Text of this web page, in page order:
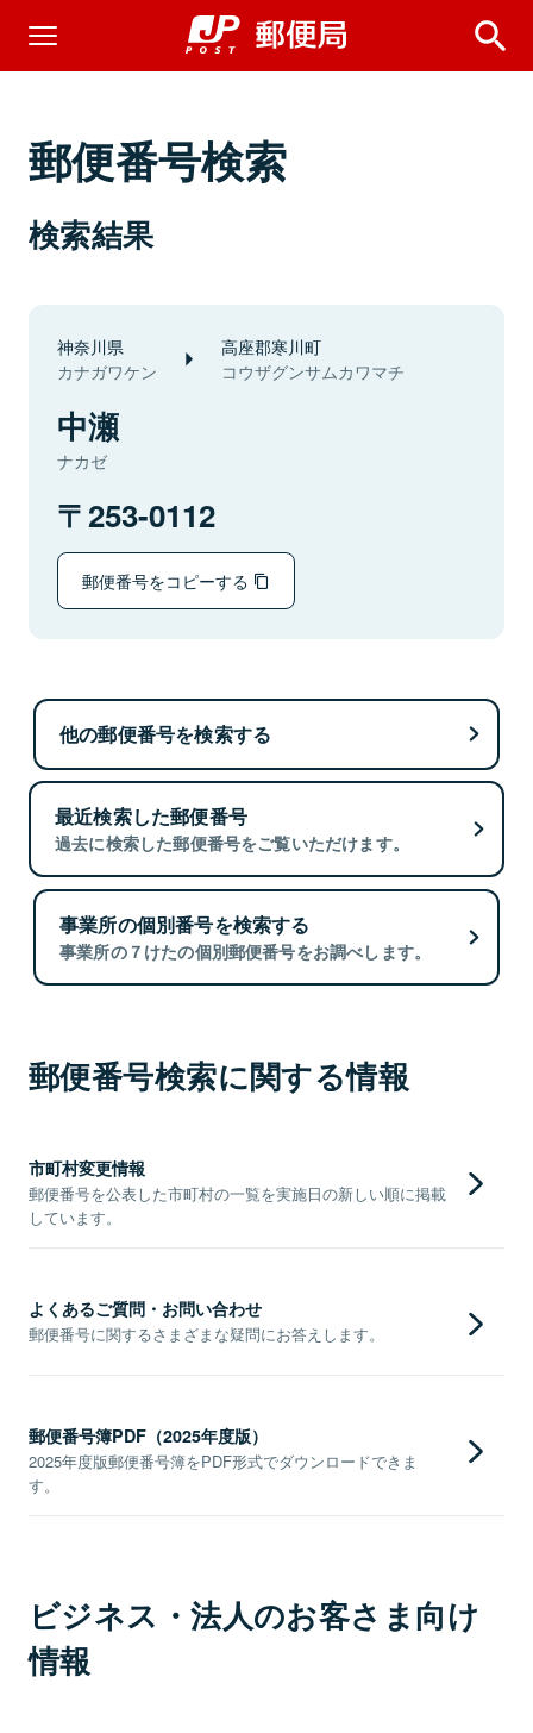
郵便番号検索
検索結果
神奈川県
カナガワケン
高座郡寒川町
コウザグンサムカワマチ
中瀬
ナカゼ
253-0112
郵便番号をコピーする
他の郵便番号を検索する
最近検索した郵便番号
過去に検索した郵便番号をご覧いただけます。
事業所の個別番号を検索する
事業所の７けたの個別郵便番号をお調べします。
郵便番号検索に関する情報
市町村変更情報
郵便番号を公表した市町村の一覧を実施日の新しい順に掲載
しています。
よくあるご質問・お問い合わせ
郵便番号に関するさまざまな疑問にお答えします。
郵便番号簿PDF（2025年度版）
2025年度版郵便番号簿をPDF形式でダウンロードできま
す。
ビジネス・法人のお客さま向け
情報